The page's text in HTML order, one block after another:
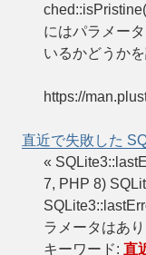
にはパラメー
いるかどうか
https://
直近で失敗した
«
7, PHP 8)
ラメータはあ
キーワード: 直